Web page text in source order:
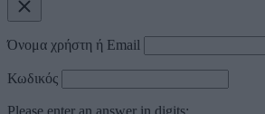
Όνομα χρήστη ή Email
Κωδικός
Please enter an answer in digits: